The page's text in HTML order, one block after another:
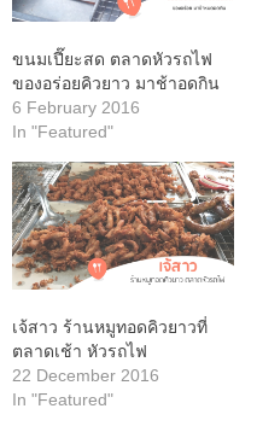
ขนมเปี๊ยะสด ตลาดหัวรถไฟ
ของอร่อยคิวยาว มาช้าอดกิน
6 February 2016
In "Featured"
เจ้สาว ร้านหมูทอดคิวยาวที่
ตลาดเช้า หัวรถไฟ
22 December 2016
In "Featured"